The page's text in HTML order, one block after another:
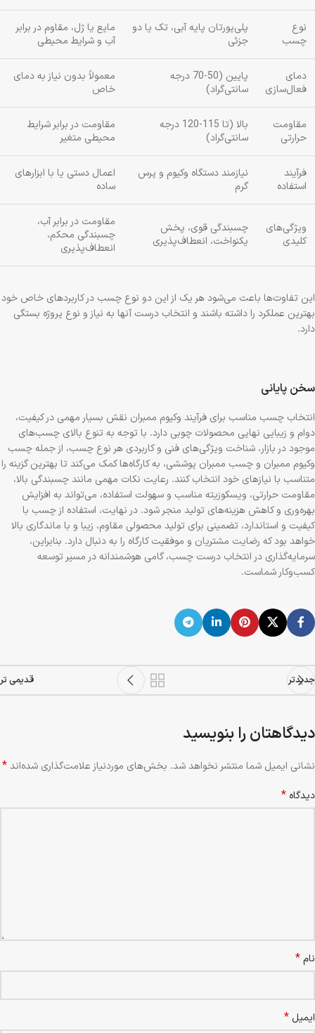
نوع
چسب
پلی‌یورتان پایه آبی، تک یا دو
جزئی
مایع یا ژل، مقاوم در برابر
آب و شرایط محیطی
دمای
فعال‌سازی
پایین (50-70 درجه
سانتی‌گراد)
معمولاً بدون نیاز به دمای
خاص
مقاومت
حرارتی
بالا (تا 115-120 درجه
سانتی‌گراد)
مقاومت در برابر شرایط
محیطی متغیر
فرآیند
استفاده
نیازمند دستگاه وکیوم و پرس
گرم
اعمال دستی یا با ابزارهای
ساده
ویژگی‌های
کلیدی
چسبندگی قوی، پخش
یکنواخت، انعطاف‌پذیری
مقاومت در برابر آب،
چسبندگی محکم،
انعطاف‌پذیری
این تفاوت‌ها باعث می‌شود هر یک از این دو نوع چسب در کاربردهای خاص خود
بهترین عملکرد را داشته باشند و انتخاب درست آنها به نیاز و نوع پروژه بستگی
دارد.
سخن پایانی
انتخاب چسب مناسب برای فرآیند وکیوم ممبران نقش بسیار مهمی در کیفیت،
دوام و زیبایی نهایی محصولات چوبی دارد. با توجه به تنوع بالای چسب‌های
موجود در بازار، شناخت ویژگی‌های فنی و کاربردی هر نوع چسب، از جمله چسب
وکیوم ممبران و چسب ممبران پوششی، به کارگاه‌ها کمک می‌کند تا بهترین گزینه را
متناسب با نیازهای خود انتخاب کنند. رعایت نکات مهمی مانند چسبندگی بالا،
مقاومت حرارتی، ویسکوزیته مناسب و سهولت استفاده، می‌تواند به افزایش
بهره‌وری و کاهش هزینه‌های تولید منجر شود. در نهایت، استفاده از چسب با
کیفیت و استاندارد، تضمینی برای تولید محصولی مقاوم، زیبا و با ماندگاری بالا
خواهد بود که رضایت مشتریان و موفقیت کارگاه را به دنبال دارد. بنابراین،
سرمایه‌گذاری در انتخاب درست چسب، گامی هوشمندانه در مسیر توسعه
کسب‌وکار شماست.
جدیدتر قدیمی تر
دیدگاهتان را بنویسید
نشانی ایمیل شما منتشر نخواهد شد. بخش‌های موردنیاز علامت‌گذاری شده‌اند*
دیدگاه *
نام*
ایمیل*